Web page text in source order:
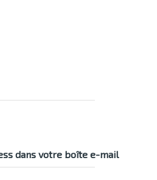
dans votre boîte e-mail